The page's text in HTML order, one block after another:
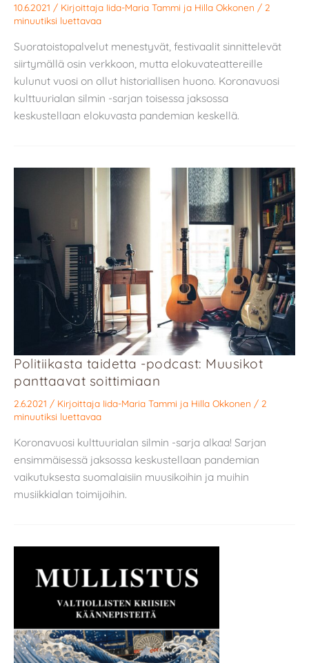
10.6.2021 / Kirjoittaja Iida-Maria Tammi ja Hilla Okkonen / 2
minuutiksi luettavaa
Suoratoistopalvelut menestyvät, festivaalit sinnittelevät
siirtymällä osin verkkoon, mutta elokuvateattereille
kulunut vuosi on ollut historiallisen huono. Koronavuosi
kulttuurialan silmin -sarjan toisessa jaksossa
keskustellaan elokuvasta pandemian keskellä.
Politiikasta taidetta -podcast: Muusikot
panttaavat soittimiaan
2.6.2021 / Kirjoittaja Iida-Maria Tammi ja Hilla Okkonen / 2
minuutiksi luettavaa
Koronavuosi kulttuurialan silmin -sarja alkaa! Sarjan
ensimmäisessä jaksossa keskustellaan pandemian
vaikutuksesta suomalaisiin muusikoihin ja muihin
musiikkialan toimijoihin.